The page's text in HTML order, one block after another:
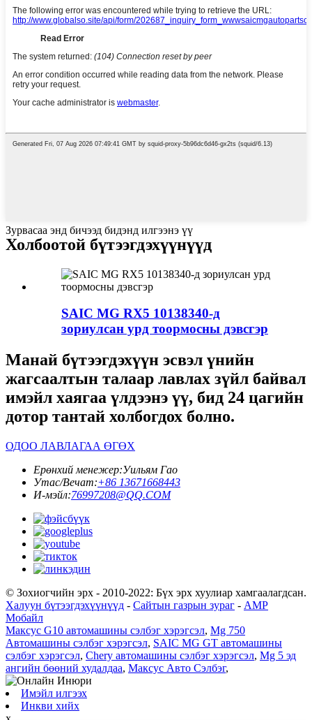
Зурвасаа энд бичээд бидэнд илгээнэ үү
Холбоотой бүтээгдэхүүнүүд
SAIC MG RX5 10138340-д
зориулсан урд тоормосны дэвсгэр
Манай бүтээгдэхүүн эсвэл үнийн
жагсаалтын талаар лавлах зүйл байвал
имэйл хаягаа үлдээнэ үү, бид 24 цагийн
дотор тантай холбогдох болно.
ОДОО ЛАВЛАГАА ӨГӨХ
Ерөнхий менежер:Уильям Гао
Утас/Вечат:+86 13671668443
И-мэйл:76997208@QQ.COM
© Зохиогчийн эрх - 2010-2022: Бүх эрх хуулиар хамгаалагдсан.
Халуун бүтээгдэхүүнүүд - Сайтын газрын зураг - AMP
Мобайл
Максус G10 автомашины сэлбэг хэрэгсэл, Mg 750
Автомашины сэлбэг хэрэгсэл, SAIC MG GT автомашины
сэлбэг хэрэгсэл, Chery автомашины сэлбэг хэрэгсэл, Mg 5 эд
ангийн бөөний худалдаа, Максус Авто Сэлбэг,
Имэйл илгээх
Инкви хийх